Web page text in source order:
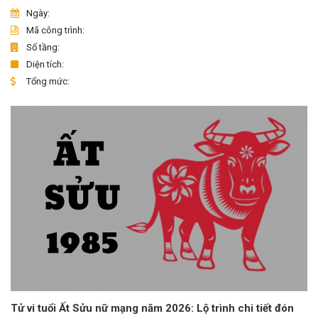
Ngày:
Mã công trình:
Số tầng:
Diện tích:
Tổng mức:
Tử vi tuổi Ất Sửu nữ mạng năm 2026: Lộ trình chi tiết đón